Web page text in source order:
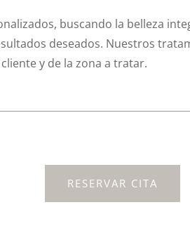
buscando la belleza
deseados. Nuestros
y de la zona a tratar.
RESERVAR CITA